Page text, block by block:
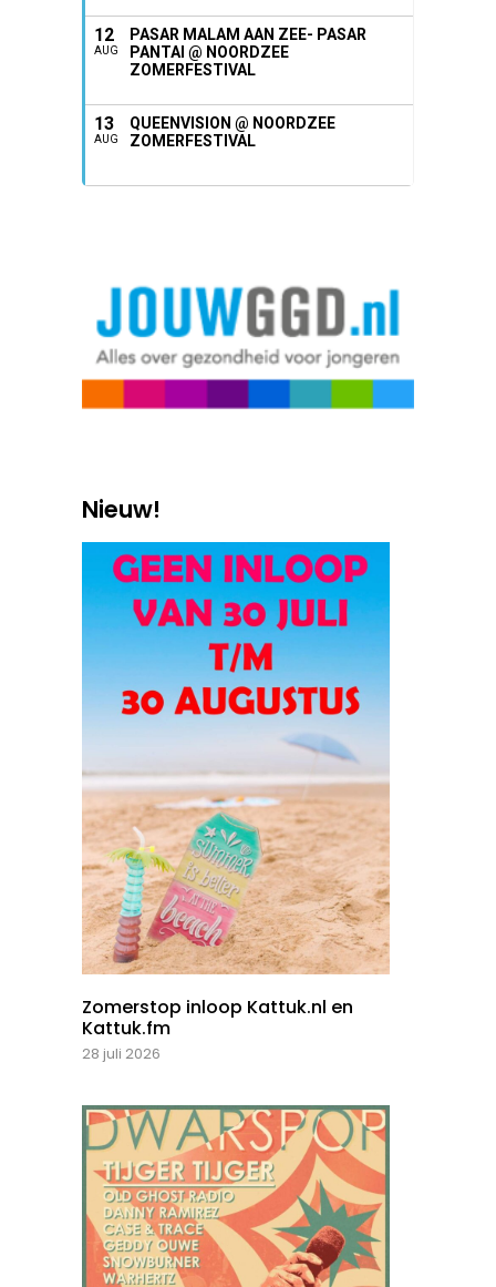
12
AUG
PASAR MALAM AAN ZEE- PASAR
PANTAI @ NOORDZEE
ZOMERFESTIVAL
13
AUG
QUEENVISION @ NOORDZEE
ZOMERFESTIVAL
Nieuw!
Zomerstop inloop Kattuk.nl en
Kattuk.fm
28 juli 2026